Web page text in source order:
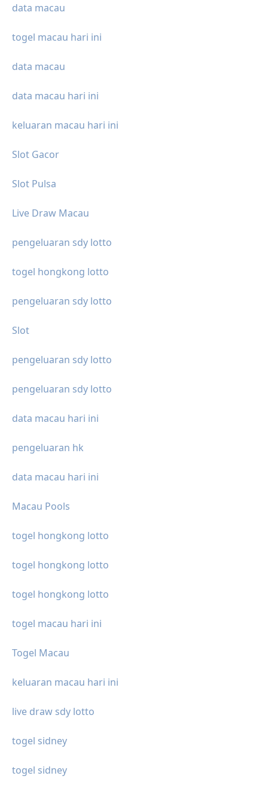
data macau
togel macau hari ini
data macau
data macau hari ini
keluaran macau hari ini
Slot Gacor
Slot Pulsa
Live Draw Macau
pengeluaran sdy lotto
togel hongkong lotto
pengeluaran sdy lotto
Slot
pengeluaran sdy lotto
pengeluaran sdy lotto
data macau hari ini
pengeluaran hk
data macau hari ini
Macau Pools
togel hongkong lotto
togel hongkong lotto
togel hongkong lotto
togel macau hari ini
Togel Macau
keluaran macau hari ini
live draw sdy lotto
togel sidney
togel sidney